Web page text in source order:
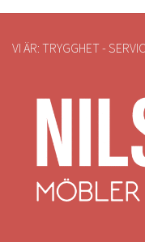
VI ÄR: TRYGGHET -